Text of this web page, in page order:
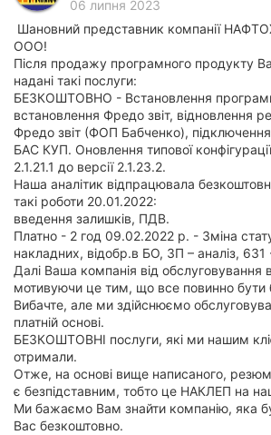
06 липня 2023
Шановний представник компанії
ООО!
Після продажу програмного продукту
надані такі послуги:
БЕЗКОШТОВНО - Встановлення
встановлення Фредо звіт, відновлення
Фредо звіт (ФОП Бабченко), підключення
БАС КУП. Оновлення типової
2.1.21.1 до версії 2.1.23.2.
Наша аналітик відпрацювала
такі роботи 20.01.2022:
введення залишків, ПДВ.
Платно - 2 год 09.02.2022 р. - Зміна
накладних, відобр.в БО, ЗП – аналіз, 631
Далі Ваша компанія від обслуговування
мотивуючи це тим, що все повинно бути
Вибачте, але ми здійснюємо
платній основі.
БЕЗКОШТОВНІ послуги, які ми нашим
отримали.
Отже, на основі вище написаного,
є безпідставним, тобто це НАКЛЕП на
Ми бажаємо Вам знайти компанію, яка
Вас безкоштовно.